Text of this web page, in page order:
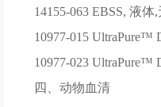
14155-063 EBSS, 液体
10977-015 UltraPure™
10977-023 UltraPure™
四、动物血清